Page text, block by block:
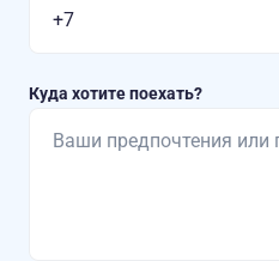
Куда хотите поехать?